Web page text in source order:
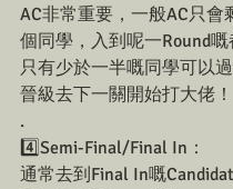
AC非常重要，一般AC只會
個同學，入到呢一Round嘅
只有少於一半嘅同學可以
晉級去下一關開始打大佬！
.
4️⃣Semi-Final/Final In：
通常去到Final In嘅